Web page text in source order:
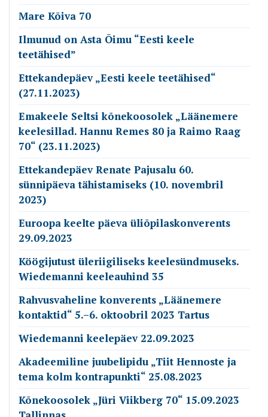
Mare Kõiva 70
Ilmunud on Asta Õimu “Eesti keele
teetähised”
Ettekandepäev „Eesti keele teetähised“
(27.11.2023)
Emakeele Seltsi kõnekoosolek „Läänemere
keelesillad. Hannu Remes 80 ja Raimo Raag
70“ (23.11.2023)
Ettekandepäev Renate Pajusalu 60.
sünnipäeva tähistamiseks (10. novembril
2023)
Euroopa keelte päeva üliõpilaskonverents
29.09.2023
Köögijutust üleriigiliseks keelesündmuseks.
Wiedemanni keeleauhind 35
Rahvusvaheline konverents „Läänemere
kontaktid“ 5.–6. oktoobril 2023 Tartus
Wiedemanni keelepäev 22.09.2023
Akadeemiline juubelipidu „Tiit Hennoste ja
tema kolm kontrapunkti“ 25.08.2023
Kõnekoosolek „Jüri Viikberg 70“ 15.09.2023